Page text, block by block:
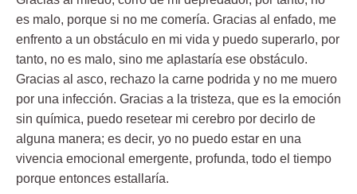
es malo, porque si no me comería. Gracias al enfado, me
enfrento a un obstáculo en mi vida y puedo superarlo, por
tanto, no es malo, sino me aplastaría ese obstáculo.
Gracias al asco, rechazo la carne podrida y no me muero
por una infección. Gracias a la tristeza, que es la emoción
sin química, puedo resetear mi cerebro por decirlo de
alguna manera; es decir, yo no puedo estar en una
vivencia emocional emergente, profunda, todo el tiempo
porque entonces estallaría.